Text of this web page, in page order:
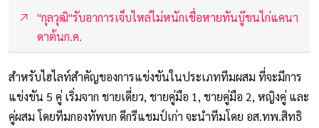
"กุลวุฒิ"รับอาการเจ็บไหล่ไม่หนักเชื่อหายทันบู๊ขนไก่แคนา
ดาต้นก.ค.
สำหรับไฮไลท์สำคัญของการแข่งขันในประเภททีมผสม ที่จะมีการ
แข่งขัน 5 คู่ เริ่มจาก ชายเดี่ยว, ชายคู่มือ 1, ชายคู่มือ 2, หญิงคู่ และ
คู่ผสม โดยทีมกองทัพบก ดีกรีแชมป์เก่า จะนำทีมโดย อส.ทพ.สิทธิ